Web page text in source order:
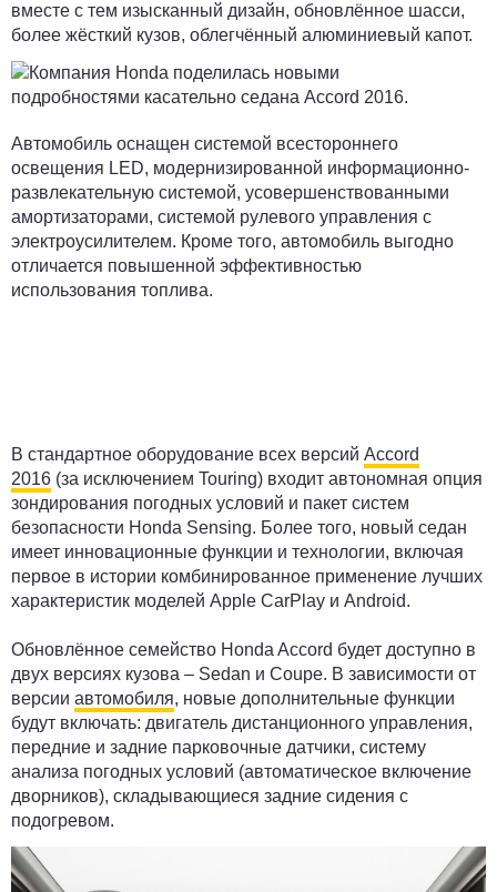
вместе с тем изысканный дизайн, обновлённое шасси,
более жёсткий кузов, облегчённый алюминиевый капот.
Автомобиль оснащен системой всестороннего
освещения LED, модернизированной информационно-
развлекательную системой, усовершенствованными
амортизаторами, системой рулевого управления с
электроусилителем. Кроме того, автомобиль выгодно
отличается повышенной эффективностью
использования топлива.
В стандартное оборудование всех версий Accord
2016 (за исключением Touring) входит автономная опция
зондирования погодных условий и пакет систем
безопасности Honda Sensing. Более того, новый седан
имеет инновационные функции и технологии, включая
первое в истории комбинированное применение лучших
характеристик моделей Apple CarPlay и Android.
Обновлённое семейство Honda Accord будет доступно в
двух версиях кузова – Sedan и Coupe. В зависимости от
версии автомобиля, новые дополнительные функции
будут включать: двигатель дистанционного управления,
передние и задние парковочные датчики, систему
анализа погодных условий (автоматическое включение
дворников), складывающиеся задние сидения с
подогревом.